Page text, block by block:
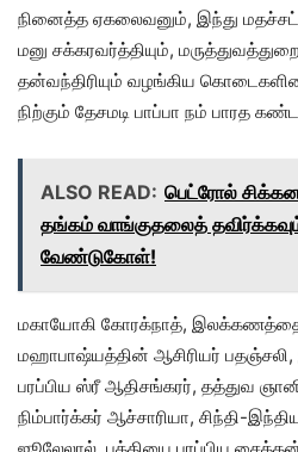
நினைத்த ஏகலைவனும், இந்து
மனு சக்கரவர்த்தியும்,
தன்வந்திரியும் வழங்கிய
நிற்கும் தேசமடி பாப்பா நம் பாரத
ALSO READ: பெட்ரோல்
தங்கம் வாங்குதலைத்
வேண்டுகோள்!
மகாயோகி கோரக்நாத், இலக்கணத்தை
மஹாபாஷ்யத்தின் ஆசிரியர்
பரப்பிய ஸ்ரீ ஆதிசங்கரர், தத்துவ
நிம்பார்க்கர் ஆச்சாரியா, சிந்தி-